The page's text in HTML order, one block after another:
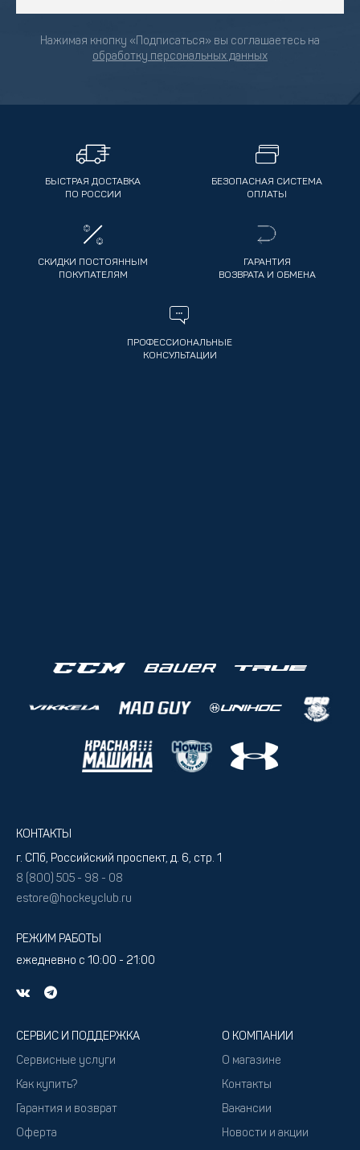
Нажимая кнопку «Подписаться» вы соглашаетесь на
обработку персональных данных
БЫСТРАЯ ДОСТАВКА
ПО РОССИИ
БЕЗОПАСНАЯ СИСТЕМА
ОПЛАТЫ
СКИДКИ ПОСТОЯННЫМ
ПОКУПАТЕЛЯМ
ГАРАНТИЯ
ВОЗВРАТА И ОБМЕНА
ПРОФЕССИОНАЛЬНЫЕ
КОНСУЛЬТАЦИИ
КОНТАКТЫ
г. СПб, Российский проспект, д. 6, стр. 1
8 (800) 505 - 98 - 08
estore@hockeyclub.ru
РЕЖИМ РАБОТЫ
ежедневно с 10:00 - 21:00
СЕРВИС И ПОДДЕРЖКА
Сервисные услуги
Как купить?
Гарантия и возврат
Оферта
О КОМПАНИИ
О магазине
Контакты
Вакансии
Новости и акции